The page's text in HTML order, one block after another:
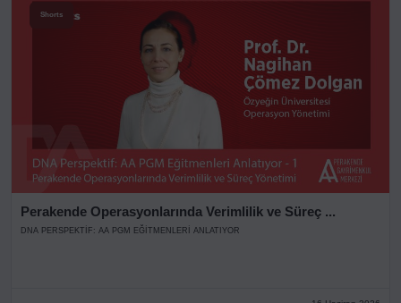
Shorts
Perakende Operasyonlarında Verimlilik ve Süreç ...
DNA PERSPEKTIF: AA PGM EĞITMENLERI ANLATIYOR